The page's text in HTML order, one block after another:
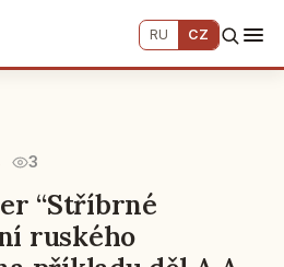
RU CZ
3
“Stříbrné
ruského